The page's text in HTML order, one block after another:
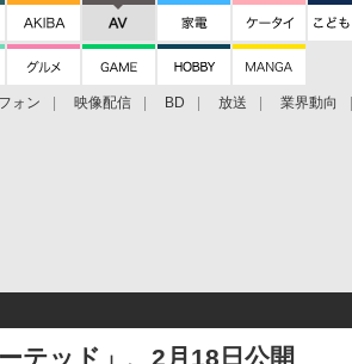
ォン 映像配信 BD 放送 業界動向
テッド」、2月18日公開